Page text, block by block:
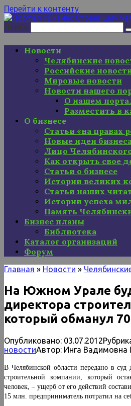
Перейти к контенту
Поиск:
Новости
Челябинские
Российские
Мировые новости
Новости нашего
О нашем
Разместить в
О бизнесе
Статьи «на правах
Новые идеи
Лицо
Как открыть свое
Статьи о бизнесе
Истории великих
Статьи наших
Истории успеха
Память
Бизнес планы
Библиотека
Каталог организаций
Форум
Главная » Новости »
На Южном Урале
директора
который обманул
Опубликовано: 03.07.2012
новостиАвтор: Инга Вадимовна
В Челябинской области передано в
строительной компании, который
человек, – ущерб от его действий
15 млн. предприниматель потратил на